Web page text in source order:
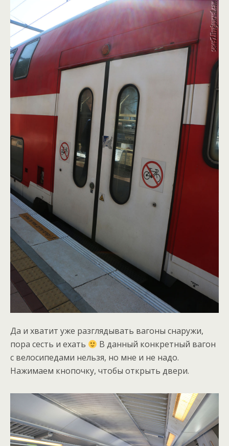
Да и хватит уже разглядывать вагоны снаружи,
пора сесть и ехать
В данный конкретный вагон
с велосипедами нельзя, но мне и не надо.
Нажимаем кнопочку, чтобы открыть двери.